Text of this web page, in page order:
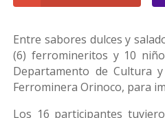
Entre sabores dulces y
(6) ferromineritos y 10
Departamento de Cultura
Ferrominera Orinoco, para
Los 16 participantes